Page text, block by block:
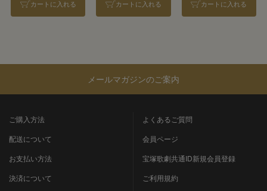
カートに入れる カートに入れる カートに入れる
メールマガジンのご案内
ご購入方法
配送について
お支払い方法
決済について
よくあるご質問
会員ページ
宝塚歌劇共通ID新規会員登録
ご利用規約